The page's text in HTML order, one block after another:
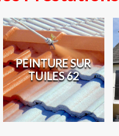
PEINTURE SUR
TUILES 62